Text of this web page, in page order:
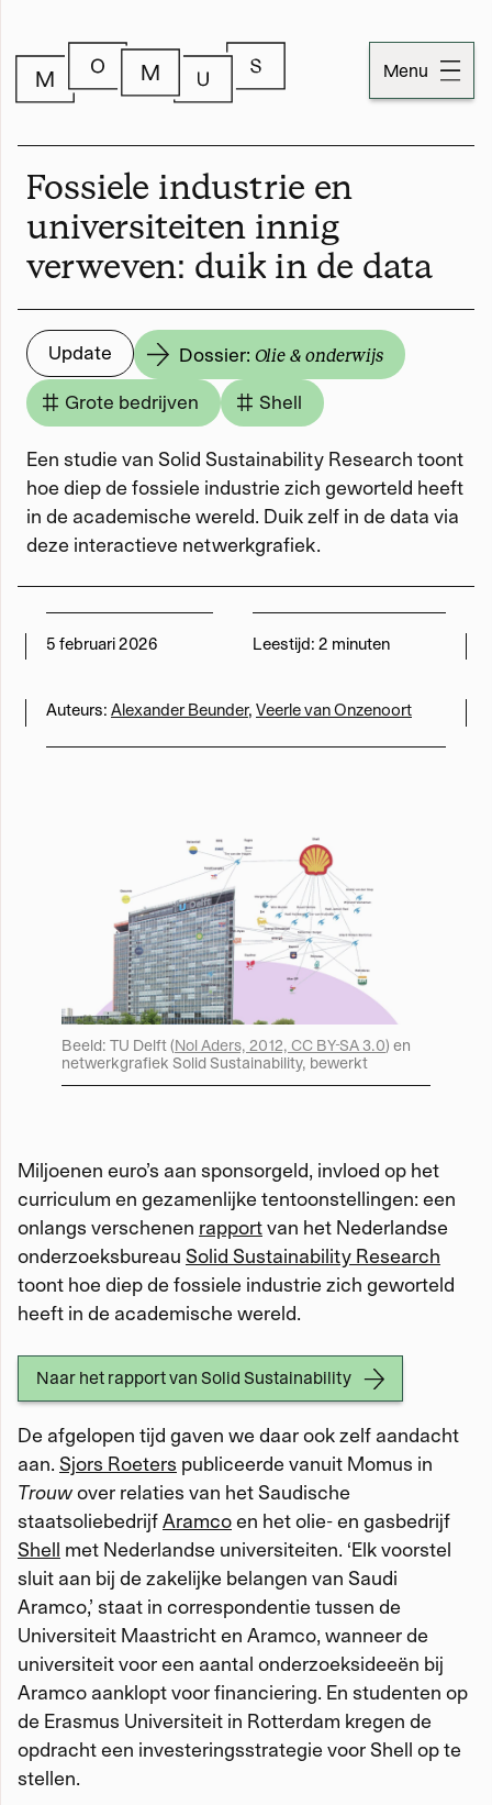
Menu
Dossiers
Publicaties
Momus
Over Momus
Contact
Momus-code
Stichtinginformatie
Werken met Momus
Word meedenker
Word lid
Fossiele industrie en
universiteiten innig
verweven: duik in de data
Update Dossier: Olie & onderwijs
Grote bedrijven Shell
Een studie van Solid Sustainability Research toont
hoe diep de fossiele industrie zich geworteld heeft
in de academische wereld. Duik zelf in de data via
deze interactieve netwerkgrafiek.
5 februari 2026 Leestijd: 2 minuten
Auteurs: Alexander Beunder, Veerle van Onzenoort
Beeld: TU Delft (Nol Aders, 2012, CC BY-SA 3.0) en
netwerkgrafiek Solid Sustainability, bewerkt
Miljoenen euro’s aan sponsorgeld, invloed op het
curriculum en gezamenlijke tentoonstellingen: een
onlangs verschenen rapportvan het Nederlandse
onderzoeksbureau Solid Sustainability Research
toont hoe diep de fossiele industrie zich geworteld
heeft in de academische wereld.
Naar het rapport van Solid Sustainability
De afgelopen tijd gaven we daar ook zelf aandacht
aan. Sjors Roeters publiceerde vanuit Momus in
Trouwover relaties van het Saudische
staatsoliebedrijfAramcoen het olie- en gasbedrijf
Shell met Nederlandse universiteiten. ‘Elk voorstel
sluit aan bij de zakelijke belangen van Saudi
Aramco,’ staat in correspondentie tussen de
Universiteit Maastricht en Aramco, wanneer de
universiteit voor een aantal onderzoeksideeën bij
Aramco aanklopt voor financiering. En studenten op
de Erasmus Universiteit in Rotterdam kregen de
opdracht een investeringsstrategie voor Shell op te
stellen.